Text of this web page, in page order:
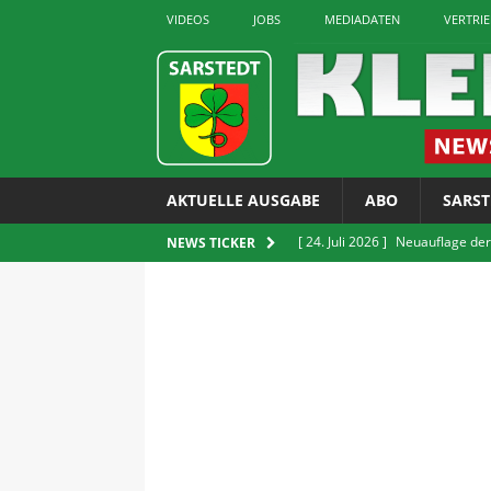
VIDEOS JOBS MEDIADATEN
AKTUELLE AUSGABE ABO
NEWS TICKER [ 24. Juli 2026 ] Neuauflage
GUT Gruppe
Verkauf von
Sarstedter
Rettet die